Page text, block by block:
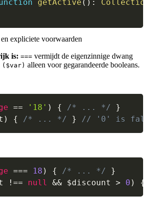
getActive ( ) :
expliciete voorwaarden
is: === vermijdt de eigenzinnige dwang
alleen voor gegarandeerde booleans.
== '18' ) { /* ... */
}
) { /* ... */ } // '0' is
=== 18 ) { /* ... */
}
!== null && $discount > 0 ) {